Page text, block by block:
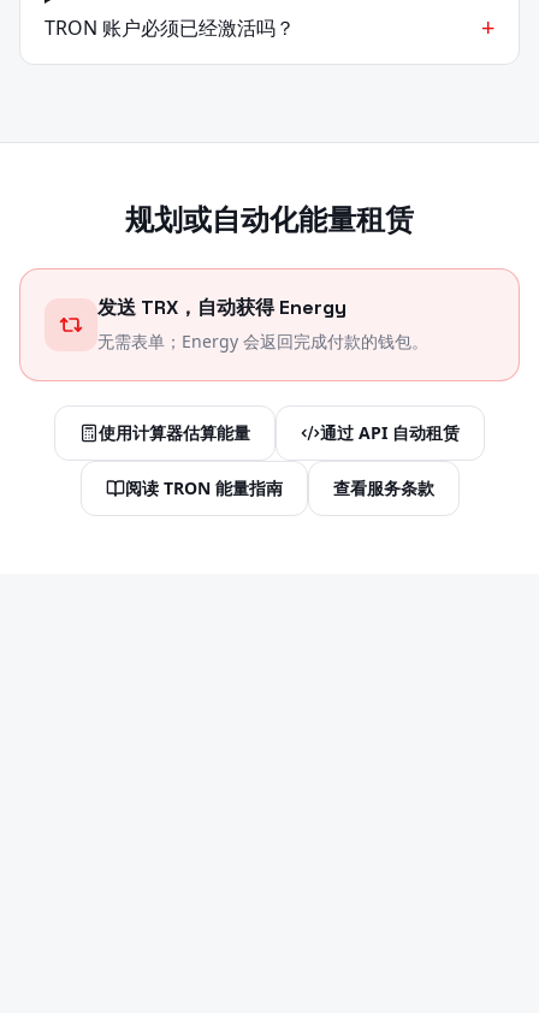
TRON 账户必须已经激活吗？ +
规划或自动化能量租赁
发送 TRX，自动获得 Energy
无需表单；Energy 会返回完成付款的钱包。
使用计算器估算能量 通过 API 自动租赁
阅读 TRON 能量指南 查看服务条款